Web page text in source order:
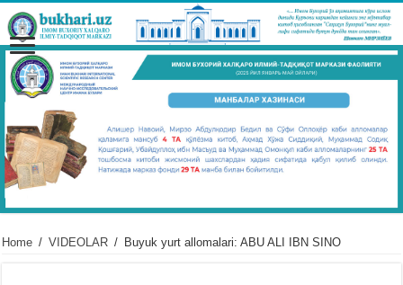
Home / VIDЕOLAR / Buyuk yurt allomalari: ABU ALI IBN SINO